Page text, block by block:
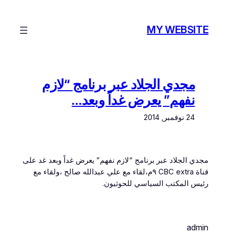
المحتوى
MY WEBSITE
مجدي الجلاد عبر برنامج “لازم
نفهم” يعرض غداً وبعد…
24 نوفمبر, 2014
مجدي الجلاد عبر برنامج “لازم نفهم” يعرض غداً وبعد غد على
قناة CBC extra ٩م،لقاء مع علي عبدالله صالح ،ولقاء مع
رئيس المكتب السياسي للحوثيون.
admin